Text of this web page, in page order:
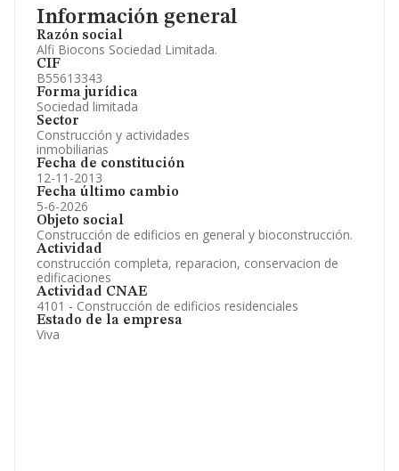
Información general
Razón social
Alfi Biocons Sociedad Limitada.
CIF
B55613343
Forma jurídica
Sociedad limitada
Sector
Construcción y actividades
inmobiliarias
Fecha de constitución
12-11-2013
Fecha último cambio
5-6-2026
Objeto social
Construcción de edificios en general y bioconstrucción.
Actividad
construcción completa, reparacion, conservacion de
edificaciones
Actividad CNAE
4101 - Construcción de edificios residenciales
Estado de la empresa
Viva
Información oficial y registral complementaria.